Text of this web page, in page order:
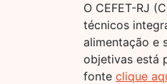
O CEFET-RJ
técnicos
alimentação e
objetivas está
fonte clique